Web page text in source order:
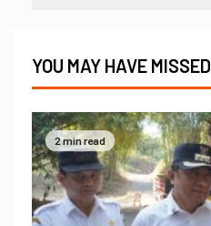
YOU MAY HAVE MISSED
2 min read